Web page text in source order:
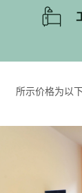
所示价格为以